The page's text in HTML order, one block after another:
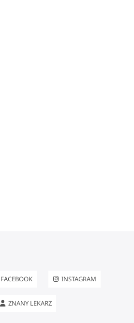
FACEBOOK INSTAGRAM
ZNANY LEKARZ